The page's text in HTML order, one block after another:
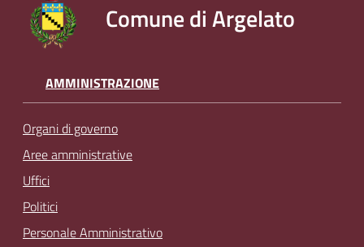
Comune di Argelato
AMMINISTRAZIONE
Organi di governo
Aree amministrative
Uffici
Politici
Personale Amministrativo